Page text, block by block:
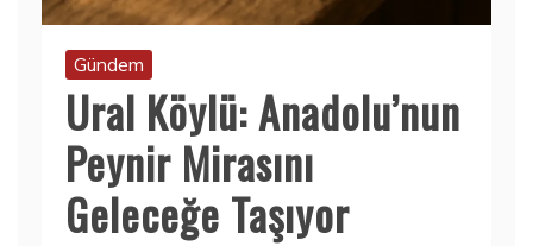
Gündem
Ural Köylü: Anadolu’nun
Peynir Mirasını
Geleceğe Taşıyor